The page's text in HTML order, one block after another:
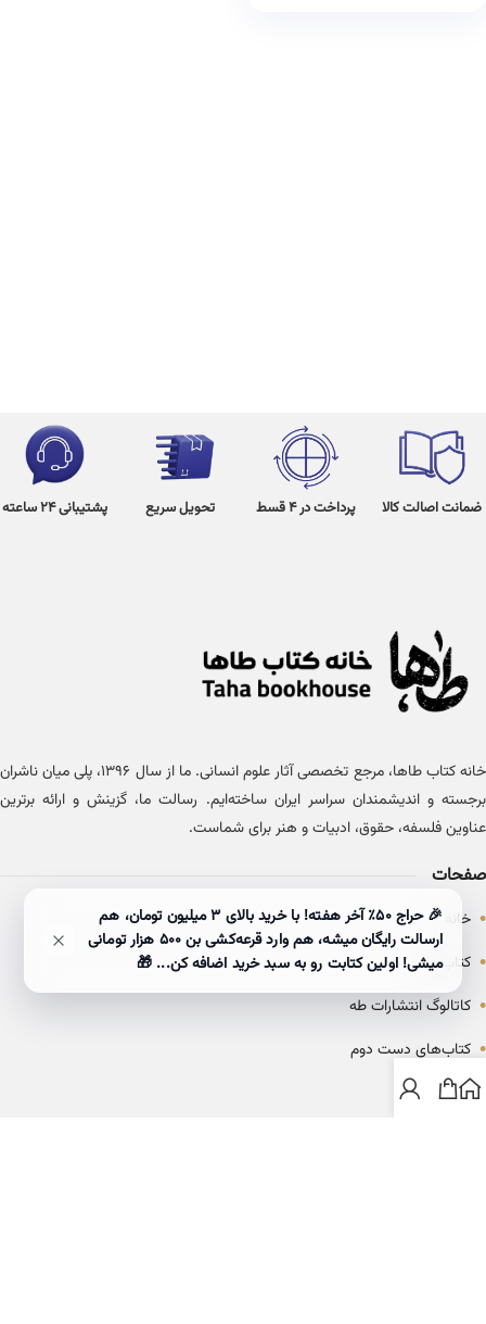
ضمانت اصالت کالا پرداخت در 4 قسط تحویل سریع پشتیبانی 24 ساعته
خانه کتاب طاها، مرجع تخصصی آثار علوم انسانی. ما از سال ۱۳۹۶، پلی میان ناشران
برجسته و اندیشمندان سراسر ایران ساخته‌ایم. رسالت ما، گزینش و ارائه برترین
عناوین فلسفه، حقوق، ادبیات و هنر برای شماست.
صفحات
• خانه
• کتاب‌ها
• کاتالوگ انتشارات طه
• کتاب‌های دست دوم
• بلاگ
🎉 حراج ۵۰٪ آخر هفته! با خرید بالای 3 میلیون تومان، هم
ارسالت رایگان میشه، هم وارد قرعه‌کشی بن ۵۰۰ هزار تومانی
میشی! اولین کتابت رو به سبد خرید اضافه کن... 🎁